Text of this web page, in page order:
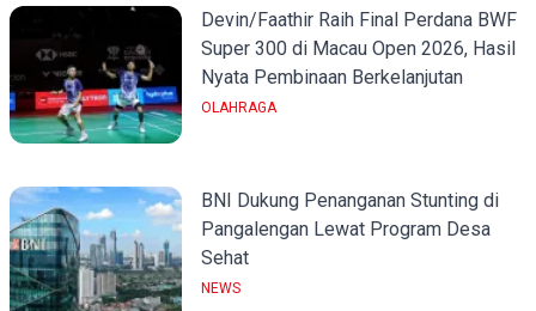
Devin/Faathir Raih Final Perdana BWF
Super 300 di Macau Open 2026, Hasil
Nyata Pembinaan Berkelanjutan
OLAHRAGA
BNI Dukung Penanganan Stunting di
Pangalengan Lewat Program Desa
Sehat
NEWS